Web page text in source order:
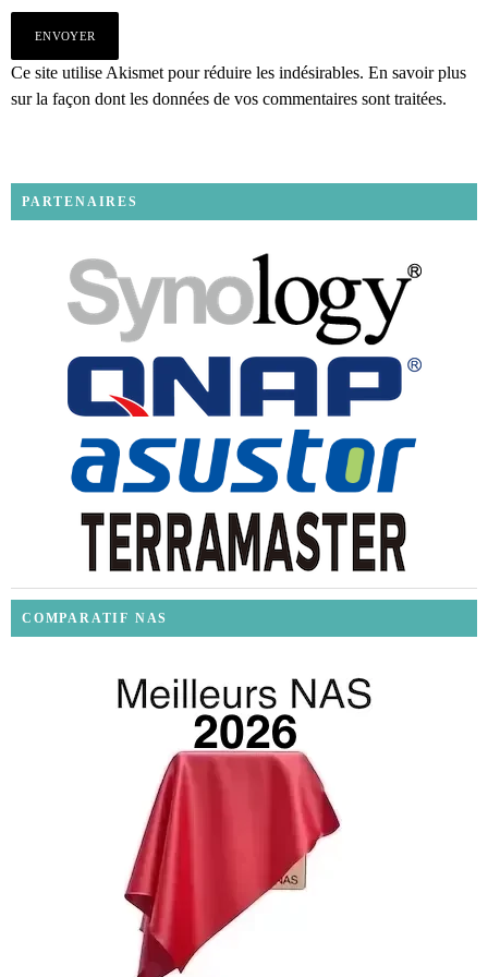
Ce site utilise Akismet pour réduire les indésirables. En savoir plus
sur la façon dont les données de vos commentaires sont traitées.
PARTENAIRES
COMPARATIF NAS